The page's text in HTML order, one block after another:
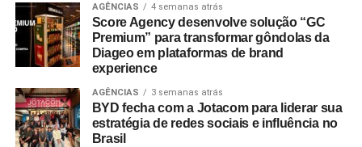
ampliando sua relevância junto aos tutores brasileiros”,
destaca Ignácio Inda.
AGÊNCIAS 4 semanas atrás
Score Agency desenvolve solução “GC
Premium” para transformar gôndolas da
Diageo em plataformas de brand
experience
AGÊNCIAS 3 semanas atrás
BYD fecha com a Jotacom para liderar sua
estratégia de redes sociais e influência no
Brasil